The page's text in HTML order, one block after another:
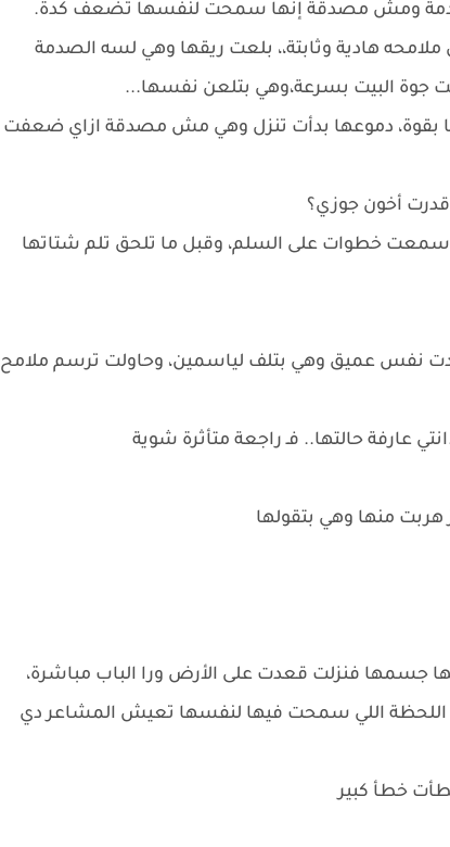
ومش مصدقة إنها سمحت لنفسها تضعف كدة.
هادية وثابتة،، بلعت ريقها وهي لسه الصدمة
جوة البيت بسرعة،وهي بتلعن نفسها...
بقوة، دموعها بدأت تنزل وهي مش مصدقة ازاي ضعفت
أخون جوزي؟
سمعت خطوات على السلم، وقبل ما تلحق تلم شتاتها
نفس عميق وهي بتلف لياسمين، وحاولت ترسم ملامح
عارفة حالتها.. فـ راجعة متأثرة شوية
هربت منها وهي بتقولها
جسمها فنزلت قعدت على الأرض ورا الباب مباشرة،
اللي سمحت فيها لنفسها تعيش المشاعر دي
خطأ كبير